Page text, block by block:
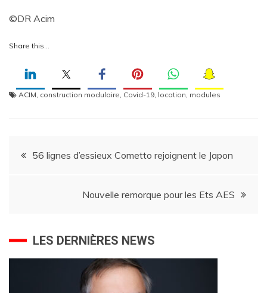
©DR Acim
Share this…
ACIM construction modulaire Covid-19 location modules
Navigation
56 lignes d’essieux Cometto rejoignent le Japon
Nouvelle remorque pour les Ets AES
LES DERNIÈRES NEWS